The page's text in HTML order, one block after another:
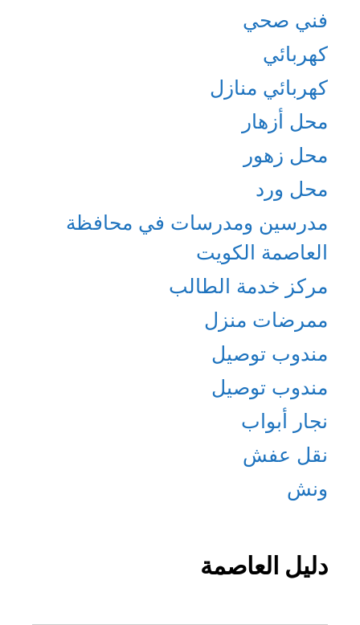
فني صحي
كهربائي
كهربائي منازل
محل أزهار
محل زهور
محل ورد
مدرسين ومدرسات في محافظة
العاصمة الكويت
مركز خدمة الطالب
ممرضات منزل
مندوب توصيل
مندوب توصيل
نجار أبواب
نقل عفش
ونش
دليل العاصمة